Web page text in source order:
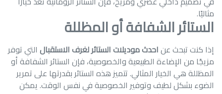
مثاليًا.
الستائر الشفافة أو المظللة
إذا كنت تبحث عناحدث موديلات الستائر لغرف الاستقبال التي توفر
مزيجًا من الإضاءة الطبيعية والخصوصية، فإن الستائر الشفافة أو
المظللة هي الخيار المثالي. تتميز هذه الستائر بقدرتها على تمرير
الضوء بشكل لطيف وتوفير الخصوصية في نفس الوقت. يمكن